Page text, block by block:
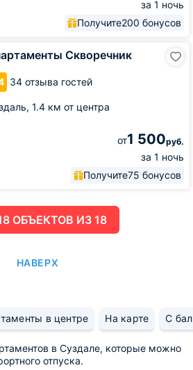
за 1 ночь
Получите200 бонусов
Скворечник
34 отзыва гостей
1.4 км от центра
от1 500руб.
за 1 ночь
Получите75 бонусов
ЕЩË 18 ОБЪЕКТОВ ИЗ 18
НАВЕРХ
в центре На карте С
в Суздале, которые можно
отпуска.